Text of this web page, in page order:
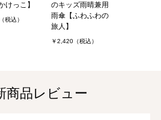
けっこ】
税込）
のキッズ雨晴兼用
雨傘【ふわふわの
旅人】
￥2,420（税込）
商品レビュー